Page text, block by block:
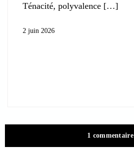
Ténacité, polyvalence
2 juin 2026
1 commentaire